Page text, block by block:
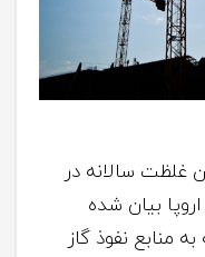
غلظت سالانه در
بیان شده
به منابع نفوذ گاز